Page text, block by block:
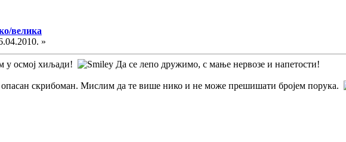
велика
»
у осмој хиљади! Да се лепо дружимо, с мање нервозе и напетости!
опасан скрибоман. Мислим да те више нико и не може прешишати бројем порука.